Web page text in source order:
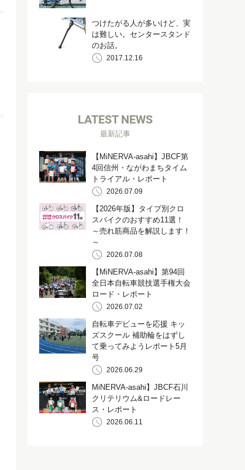
つけたがる人が多いけど、実
は難しい。センタースタンド
のお話。
2017.12.16
LATEST NEWS
最新記事
【MiNERVA-asahi】JBCF第
4回信州・ながわまちタイム
トライアル・レポート
2026.07.09
【2026年版】タイプ別クロ
スバイクのおすすめ11選！
～売れ筋商品を解説します！
～
2026.07.08
【MiNERVA-asahi】第94回
全日本自転車競技選手権大会
ロード・レポート
2026.07.02
自転車デビューを応援 キッ
ズスクール 補助輪をはずし
て乗ってみようレポート5月
号
2026.06.29
MiNERVA-asahi】JBCF石川
クリテリウム&ロードレー
ス・レポート
2026.06.11